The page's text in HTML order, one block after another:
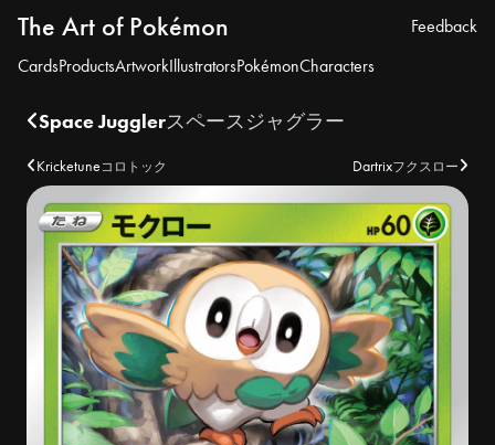
The Art of Pokémon
CardsProductsArtworkIllustratorsPokémonCharacters
Feedback
Space Jugglerスペースジャグラー
Kricketuneコロトック Dartrixフクスロー